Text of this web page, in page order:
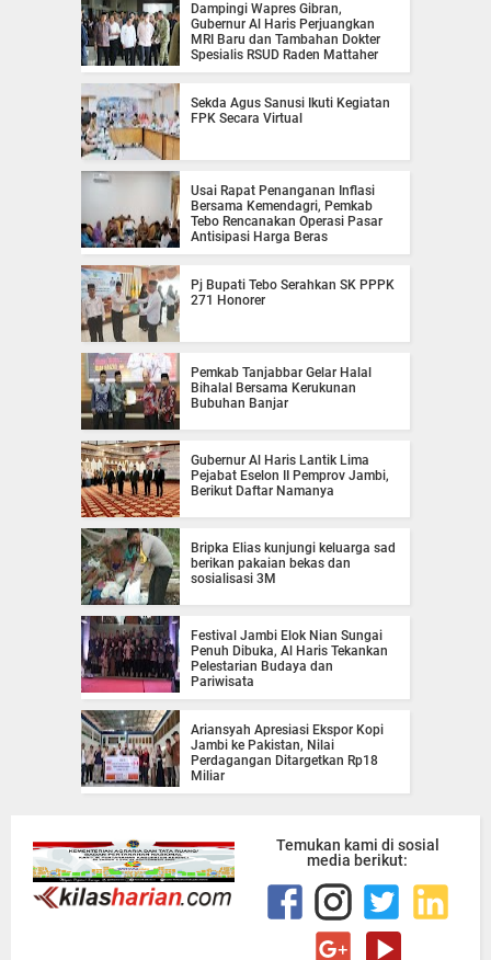
Dampingi Wapres Gibran,
Gubernur Al Haris Perjuangkan
MRI Baru dan Tambahan Dokter
Spesialis RSUD Raden Mattaher
Sekda Agus Sanusi Ikuti Kegiatan
FPK Secara Virtual
Usai Rapat Penanganan Inflasi
Bersama Kemendagri, Pemkab
Tebo Rencanakan Operasi Pasar
Antisipasi Harga Beras
Pj Bupati Tebo Serahkan SK PPPK
271 Honorer
Pemkab Tanjabbar Gelar Halal
Bihalal Bersama Kerukunan
Bubuhan Banjar
Gubernur Al Haris Lantik Lima
Pejabat Eselon II Pemprov Jambi,
Berikut Daftar Namanya
Bripka Elias kunjungi keluarga sad
berikan pakaian bekas dan
sosialisasi 3M
Festival Jambi Elok Nian Sungai
Penuh Dibuka, Al Haris Tekankan
Pelestarian Budaya dan
Pariwisata
Ariansyah Apresiasi Ekspor Kopi
Jambi ke Pakistan, Nilai
Perdagangan Ditargetkan Rp18
Miliar
Temukan kami di sosial
media berikut: